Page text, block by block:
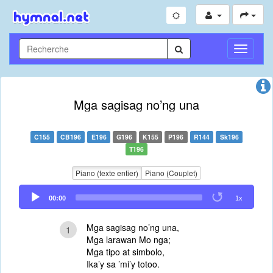
Toggle
Mga sagisag no’ng una
C155 CB196 E196 G196 K155 P196 R144
Sk196
T196
Piano (texte entier) Piano (Couplet)
Audio
Player
00:00 1x
1
Mga sagisag no’ng una,
Mga larawan Mo nga;
Mga tipo at simbolo,
Ika’y sa ’mi’y totoo.